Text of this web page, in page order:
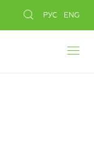
РУС ENG